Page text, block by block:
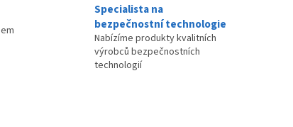
Specialista na
bezpečnostní technologie
Nabízíme produkty kvalitních
výrobců bezpečnostních
technologií